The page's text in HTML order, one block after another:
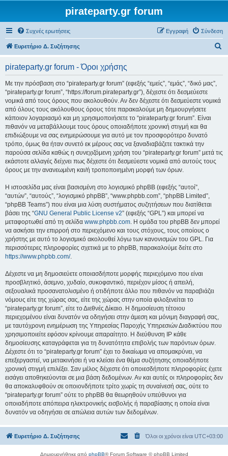
pirateparty.gr forum
Συχνές ερωτήσεις Σύνδεση
Εγγραφή
Ευρετήριο Δ. Συζήτησης
pirateparty.gr forum - Όροι χρήσης
Με την πρόσβαση στο “pirateparty.gr forum” (εφεξής “εμείς”, “εμάς”, “δικό μας”,
“pirateparty.gr forum”, “https://forum.pirateparty.gr”), δέχεστε ότι δεσμεύεστε
νομικά από τους όρους που ακολουθούν. Αν δεν δέχεστε ότι δεσμεύεστε νομικά
από όλους τους ακόλουθους όρους τότε παρακαλούμε μη δημιουργήσετε
κάποιον λογαριασμό και μη χρησιμοποιήσετε το “pirateparty.gr forum”. Είναι
πιθανόν να μεταβάλλουμε τους όρους οποιαδήποτε χρονική στιγμή και θα
επιδιώξουμε να σας ενημερώσουμε για αυτό με τον προσφορότερο δυνατό
τρόπο, όμως θα ήταν συνετό εκ μέρους σας να ξαναδιαβάζετε τακτικά την
παρούσα σελίδα καθώς η συνεχιζόμενη χρήση του “pirateparty.gr forum” μετά τις
εκάστοτε αλλαγές δείχνει πως δέχεστε ότι δεσμεύεστε νομικά από αυτούς τους
όρους με την ανανεωμένη και/ή τροποποιημένη μορφή των όρων.
Η ιστοσελίδα μας είναι βασισμένη στο λογισμικό phpBB (εφεξής “αυτοί”,
“αυτών”, “αυτούς”, “λογισμικό phpBB”, “www.phpbb.com”, “phpBB Limited”,
“phpBB Teams”) που είναι μια λύση συστήματος συζητήσεων που διατίθεται
βάσει της “GNU General Public License v2” (εφεξής “GPL”) και μπορεί να
μεταφορτωθεί από τη σελίδα www.phpbb.com. Η ομάδα του phpBB δεν μπορεί
να ασκήσει την επιρροή στο περιεχόμενο και τους στόχους, τους οποίους ο
χρήστης με αυτό το λογισμικό ακολουθεί λόγω των κανονισμών του GPL. Για
περισσότερες πληροφορίες σχετικά με το phpBB, παρακαλούμε δείτε στο
https://www.phpbb.com/.
Δέχεστε να μη δημοσιεύετε οποιασδήποτε μορφής περιεχόμενο που είναι
προσβλητικό, άσεμνο, χυδαίο, συκοφαντικό, περιέχον μίσος ή απειλή,
σεξουαλικά προσανατολισμένο ή οτιδήποτε άλλο που πιθανόν να παραβιάζει
νόμους είτε της χώρας σας, είτε της χώρας στην οποία φιλοξενείται το
“pirateparty.gr forum”, είτε το Διεθνές Δίκαιο. Η δημοσίευση τέτοιου
περιεχομένου είναι δυνατόν να οδηγήσει στην άμεση και μόνιμη διαγραφή σας,
με ταυτόχρονη ενημέρωση της Υπηρεσίας Παροχής Υπηρεσιών Διαδικτύου που
χρησιμοποιείτε εφόσον κρίνουμε απαραίτητο. Η διεύθυνση IP κάθε
δημοσίευσης καταγράφεται για τη δυνατότητα επιβολής των παρόντων όρων.
Δέχεστε ότι το “pirateparty.gr forum” έχει το δικαίωμα να απομακρύνει, να
επεξεργαστεί, να μετακινήσει ή να κλείσει ένα θέμα συζήτησης οποιαδήποτε
χρονική στιγμή επιλέξει. Σαν μέλος δέχεστε ότι οποιεσδήποτε πληροφορίες έχετε
εισάγει αποθηκεύονται σε μια βάση δεδομένων. Αν και αυτές οι πληροφορίες δεν
θα αποκαλυφθούν σε οποιονδήποτε τρίτο χωρίς τη συναίνεσή σας, ούτε το
“pirateparty.gr forum” ούτε το phpBB θα θεωρηθούν υπεύθυνοι για
οποιαδήποτε απόπειρα ηλεκτρονικής εισβολής ή παραβίασης η οποία είναι
δυνατόν να οδηγήσει σε απώλεια αυτών των δεδομένων.
Ευρετήριο Δ. Συζήτησης Όλοι οι χρόνοι είναι UTC+03:00
Δημιουργήθηκε από phpBB® Forum Software © phpBB Limited